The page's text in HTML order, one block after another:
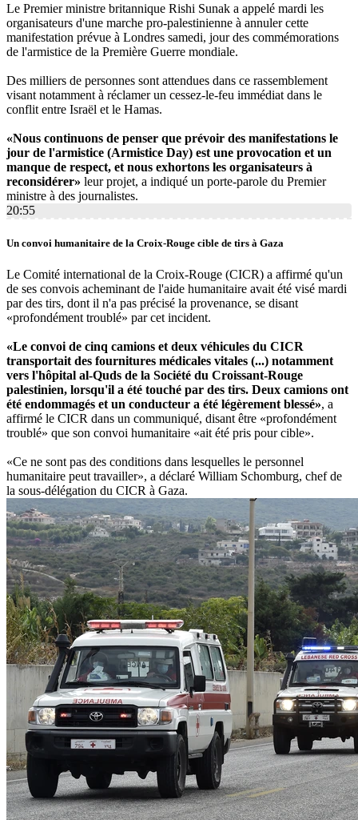
Le Premier ministre britannique Rishi Sunak a appelé mardi les
organisateurs d'une marche pro-palestinienne à annuler cette
manifestation prévue à Londres samedi, jour des commémorations
de l'armistice de la Première Guerre mondiale.
Des milliers de personnes sont attendues dans ce rassemblement
visant notamment à réclamer un cessez-le-feu immédiat dans le
conflit entre Israël et le Hamas.
«Nous continuons de penser que prévoir des manifestations le
jour de l'armistice (Armistice Day) est une provocation et un
manque de respect, et nous exhortons les organisateurs à
reconsidérer» leur projet, a indiqué un porte-parole du Premier
ministre à des journalistes.
20:55
Un convoi humanitaire de la Croix-Rouge cible de tirs à Gaza
Le Comité international de la Croix-Rouge (CICR) a affirmé qu'un
de ses convois acheminant de l'aide humanitaire avait été visé mardi
par des tirs, dont il n'a pas précisé la provenance, se disant
«profondément troublé» par cet incident.
«Le convoi de cinq camions et deux véhicules du CICR
transportait des fournitures médicales vitales (...) notamment
vers l'hôpital al-Quds de la Société du Croissant-Rouge
palestinien, lorsqu'il a été touché par des tirs. Deux camions ont
été endommagés et un conducteur a été légèrement blessé», a
affirmé le CICR dans un communiqué, disant être «profondément
troublé» que son convoi humanitaire «ait été pris pour cible».
«Ce ne sont pas des conditions dans lesquelles le personnel
humanitaire peut travailler», a déclaré William Schomburg, chef de
la sous-délégation du CICR à Gaza.